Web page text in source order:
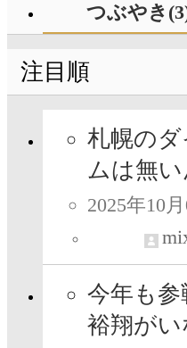
つぶやき
注目順
札幌の
ムは無い
2025年10
今年も
裕翔が